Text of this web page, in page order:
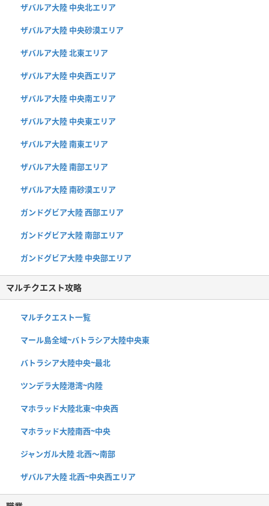
ザバルア大陸 中央北エリア
ザバルア大陸 中央砂漠エリア
ザバルア大陸 北東エリア
ザバルア大陸 中央西エリア
ザバルア大陸 中央南エリア
ザバルア大陸 中央東エリア
ザバルア大陸 南東エリア
ザバルア大陸 南部エリア
ザバルア大陸 南砂漠エリア
ガンドグビア大陸 西部エリア
ガンドグビア大陸 南部エリア
ガンドグビア大陸 中央部エリア
マルチクエスト攻略
マルチクエスト一覧
マール島全域~バトラシア大陸中央東
バトラシア大陸中央~最北
ツンデラ大陸港湾~内陸
マホラッド大陸北東~中央西
マホラッド大陸南西~中央
ジャンガル大陸 北西〜南部
ザバルア大陸 北西~中央西エリア